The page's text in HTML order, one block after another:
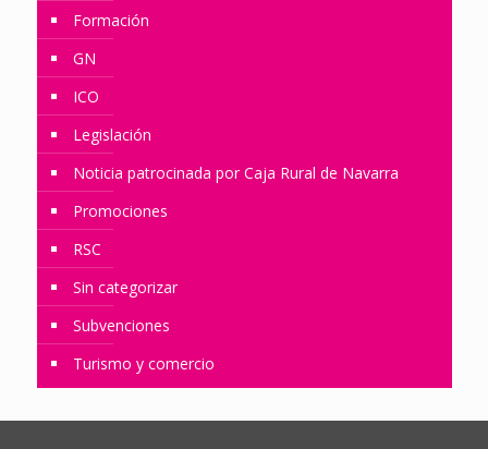
Formación
GN
ICO
Legislación
Noticia patrocinada por Caja Rural de Navarra
Promociones
RSC
Sin categorizar
Subvenciones
Turismo y comercio